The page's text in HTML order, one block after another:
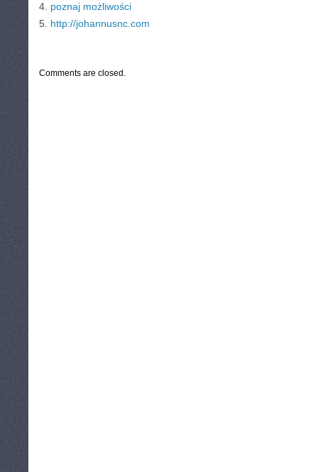
4. poznaj możliwości
5. http://johannusnc.com
Comments are closed.